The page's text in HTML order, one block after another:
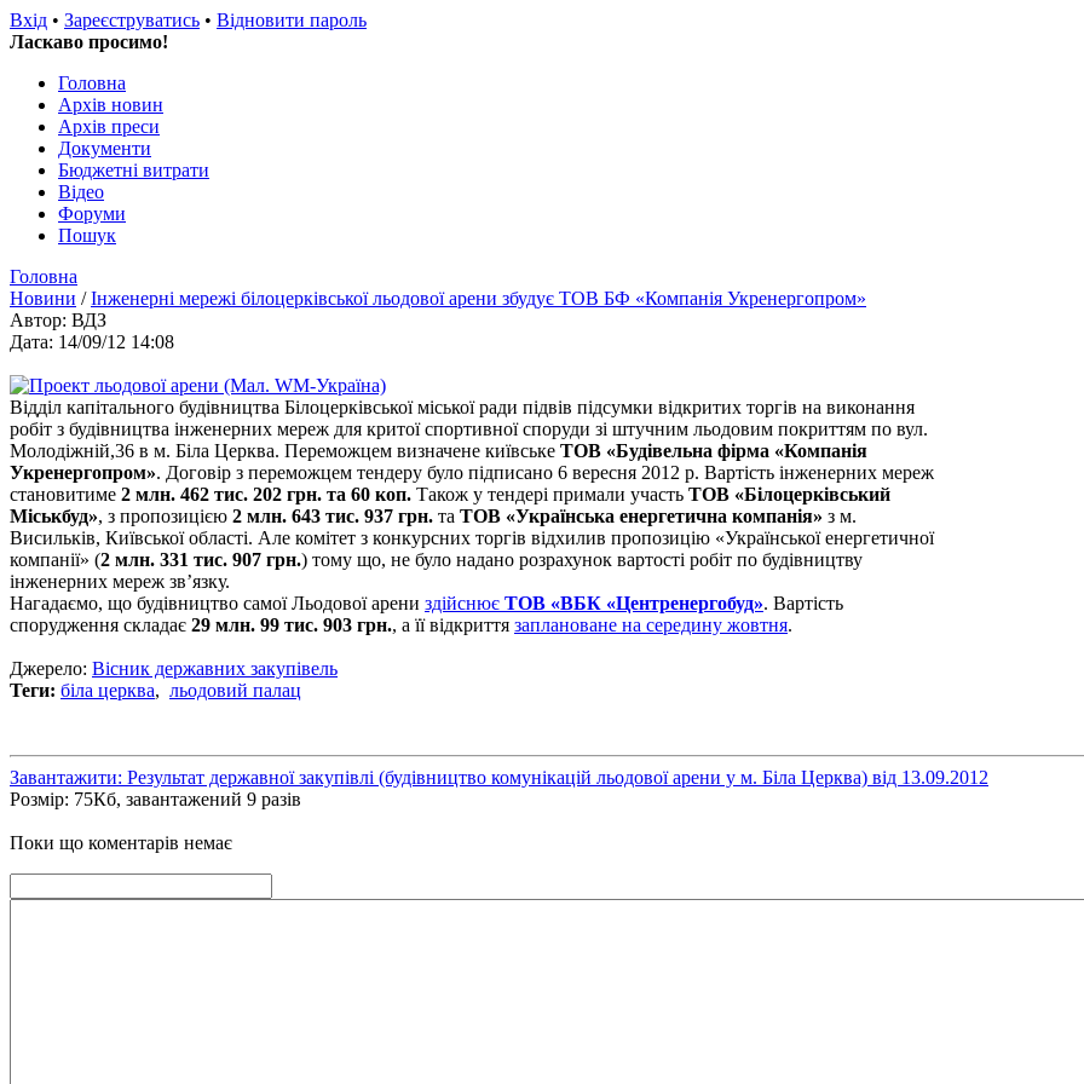
Вхід • Зареєструватись • Відновити пароль
Ласкаво просимо!
Головна
Архів новин
Архів преси
Документи
Бюджетні витрати
Відео
Форуми
Пошук
Головна
Новини /Інженерні мережі білоцерківської льодової арени збудує ТОВ БФ «Компанія Укренергопром»
Автор: ВДЗ
Дата: 14/09/12 14:08
Відділ капітального будівництва Білоцерківської міської ради підвів підсумки відкритих торгів на виконання
робіт з будівництва інженерних мереж для критої спортивної споруди зі штучним льодовим покриттям по вул.
Молодіжній,36 в м. Біла Церква. Переможцем визначене київське ТОВ «Будівельна фірма «Компанія
Укренергопром». Договір з переможцем тендеру було підписано 6 вересня 2012 р. Вартість інженерних мереж
становитиме 2 млн. 462 тис. 202 грн. та 60 коп. Також у тендері примали участь ТОВ «Білоцерківський
Міськбуд», з пропозицією 2 млн. 643 тис. 937 грн. та ТОВ «Українська енергетична компанія» з м.
Висильків, Київської області. Але комітет з конкурсних торгів відхилив пропозицію «Української енергетичної
компанії» (2 млн. 331 тис. 907 грн.) тому що, не було надано розрахунок вартості робіт по будівництву
інженерних мереж зв’язку.
Нагадаємо, що будівництво самої Льодової арени здійснює ТОВ «ВБК «Центренергобуд». Вартість
спорудження складає 29 млн. 99 тис. 903 грн., а її відкриття заплановане на середину жовтня.
Джерело: Вісник державних закупівель
Теги: біла церква, льодовий палац
Завантажити: Результат державної закупівлі (будівництво комунікацій льодової арени у м. Біла Церква) від 13.09.2012
Розмір: 75Кб, завантажений 9 разів
Поки що коментарів немає